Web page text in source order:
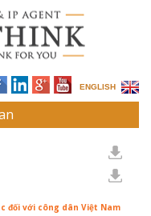
ENGLISH
đối với công dân Việt Nam